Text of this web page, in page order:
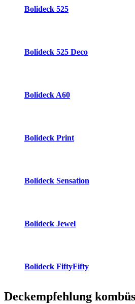
Bolideck 525
Bolideck 525 Deco
Bolideck A60
Bolideck Print
Bolideck Sensation
Bolideck Jewel
Bolideck FiftyFifty
Deckempfehlung